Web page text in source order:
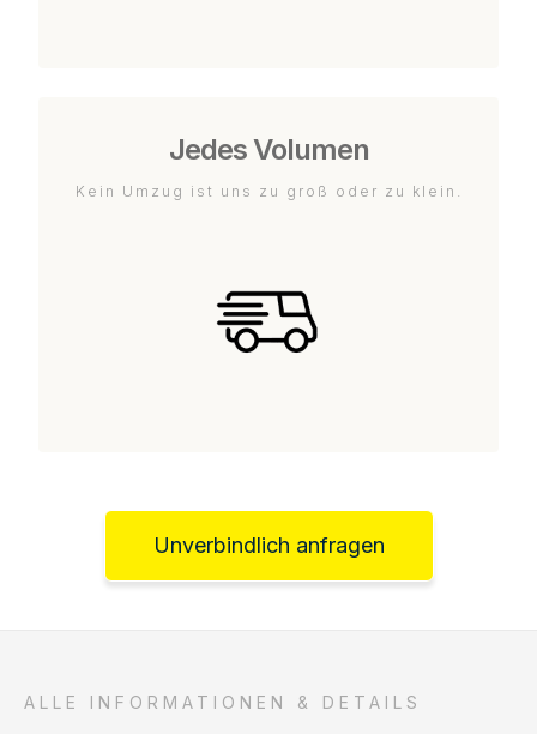
Jedes Volumen
Kein Umzug ist uns zu groß oder zu klein.
Unverbindlich anfragen
ALLE INFORMATIONEN & DETAILS